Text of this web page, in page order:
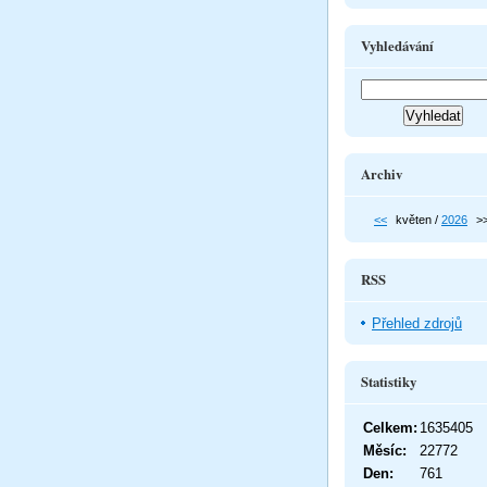
Vyhledávání
Archiv
<< květen / 2026
RSS
Přehled zdrojů
Statistiky
Celkem: 1635405
Měsíc:
22772
Den:
761